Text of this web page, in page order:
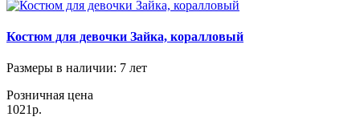
Костюм для девочки Зайка, коралловый
Размеры в наличии: 7 лет
Розничная цена
1021р.